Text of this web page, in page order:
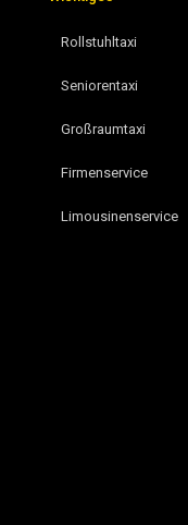
Rollstuhltaxi
Seniorentaxi
Großraumtaxi
Firmenservice
Limousinenservice